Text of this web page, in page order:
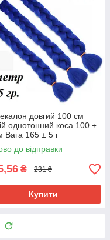
довгий 100 см
однотонний коса 100 ±
Вага 165 ± 5 г
Blue100
до відправки
₴ 231 ₴
Купити